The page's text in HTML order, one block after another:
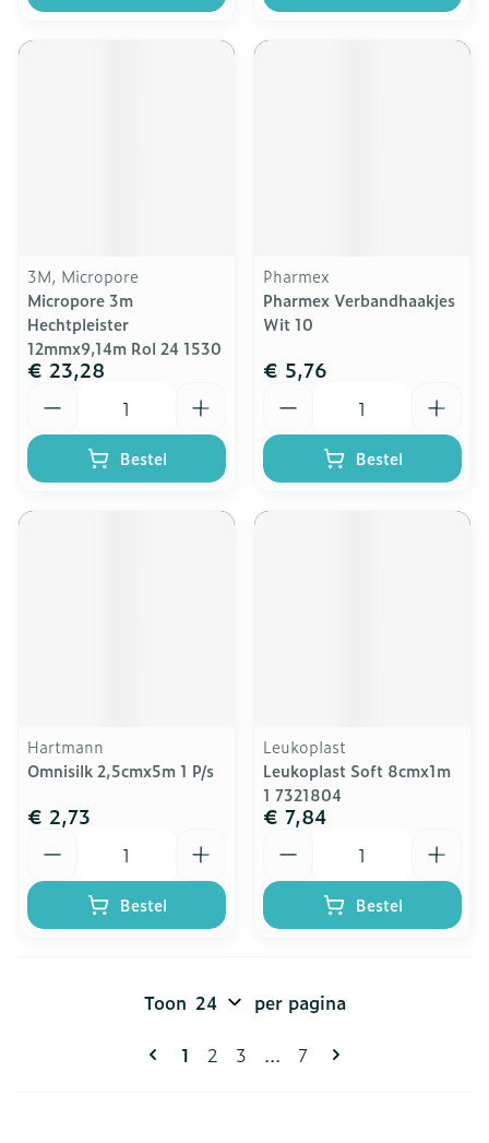
3M, Micropore
Micropore 3m
Hechtpleister
12mmx9,14m Rol 24 1530
€ 23,28
Bestel
Pharmex
Pharmex Verbandhaakjes
Wit 10
€ 5,76
Bestel
Hartmann
Omnisilk 2,5cmx5m 1 P/s
€ 2,73
Bestel
Leukoplast
Leukoplast Soft 8cmx1m
1 7321804
€ 7,84
Bestel
Pagina's
U lees momenteel pagina
1 Pagina
2 Pagina
3 ... Pagina
7
Toon per pagina